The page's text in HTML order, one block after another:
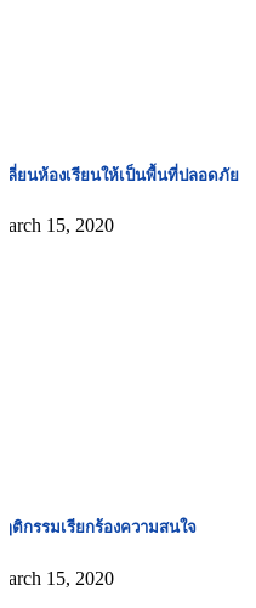
ลี่ยนห้องเรียนให้เป็นพื้นที่ปลอดภัย
15, 2020
ติกรรมเรียกร้องความสนใจ
15, 2020